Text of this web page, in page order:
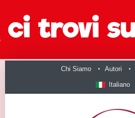
Chi Siamo Autori
Italiano